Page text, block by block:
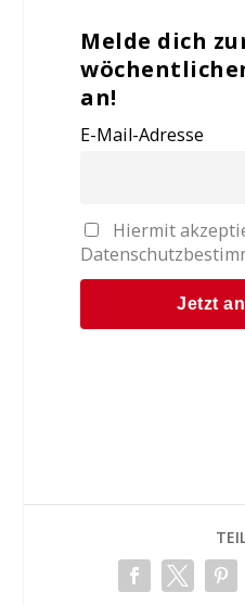
Melde dich
an!
E-Mail-Adresse
Hiermit